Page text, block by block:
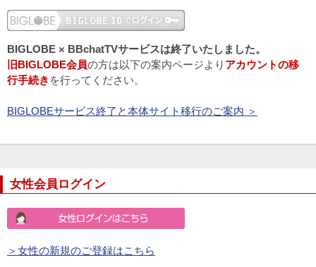
BIGLOBE × BBchatTVサービスは終了いたしました。
旧BIGLOBE会員の方は以下の案内ページより アカウントの移
行手続き を行ってください。
BIGLOBEサービス終了と本体サイト移行のご案内 ＞
女性会員ログイン
＞女性の新規のご登録はこちら